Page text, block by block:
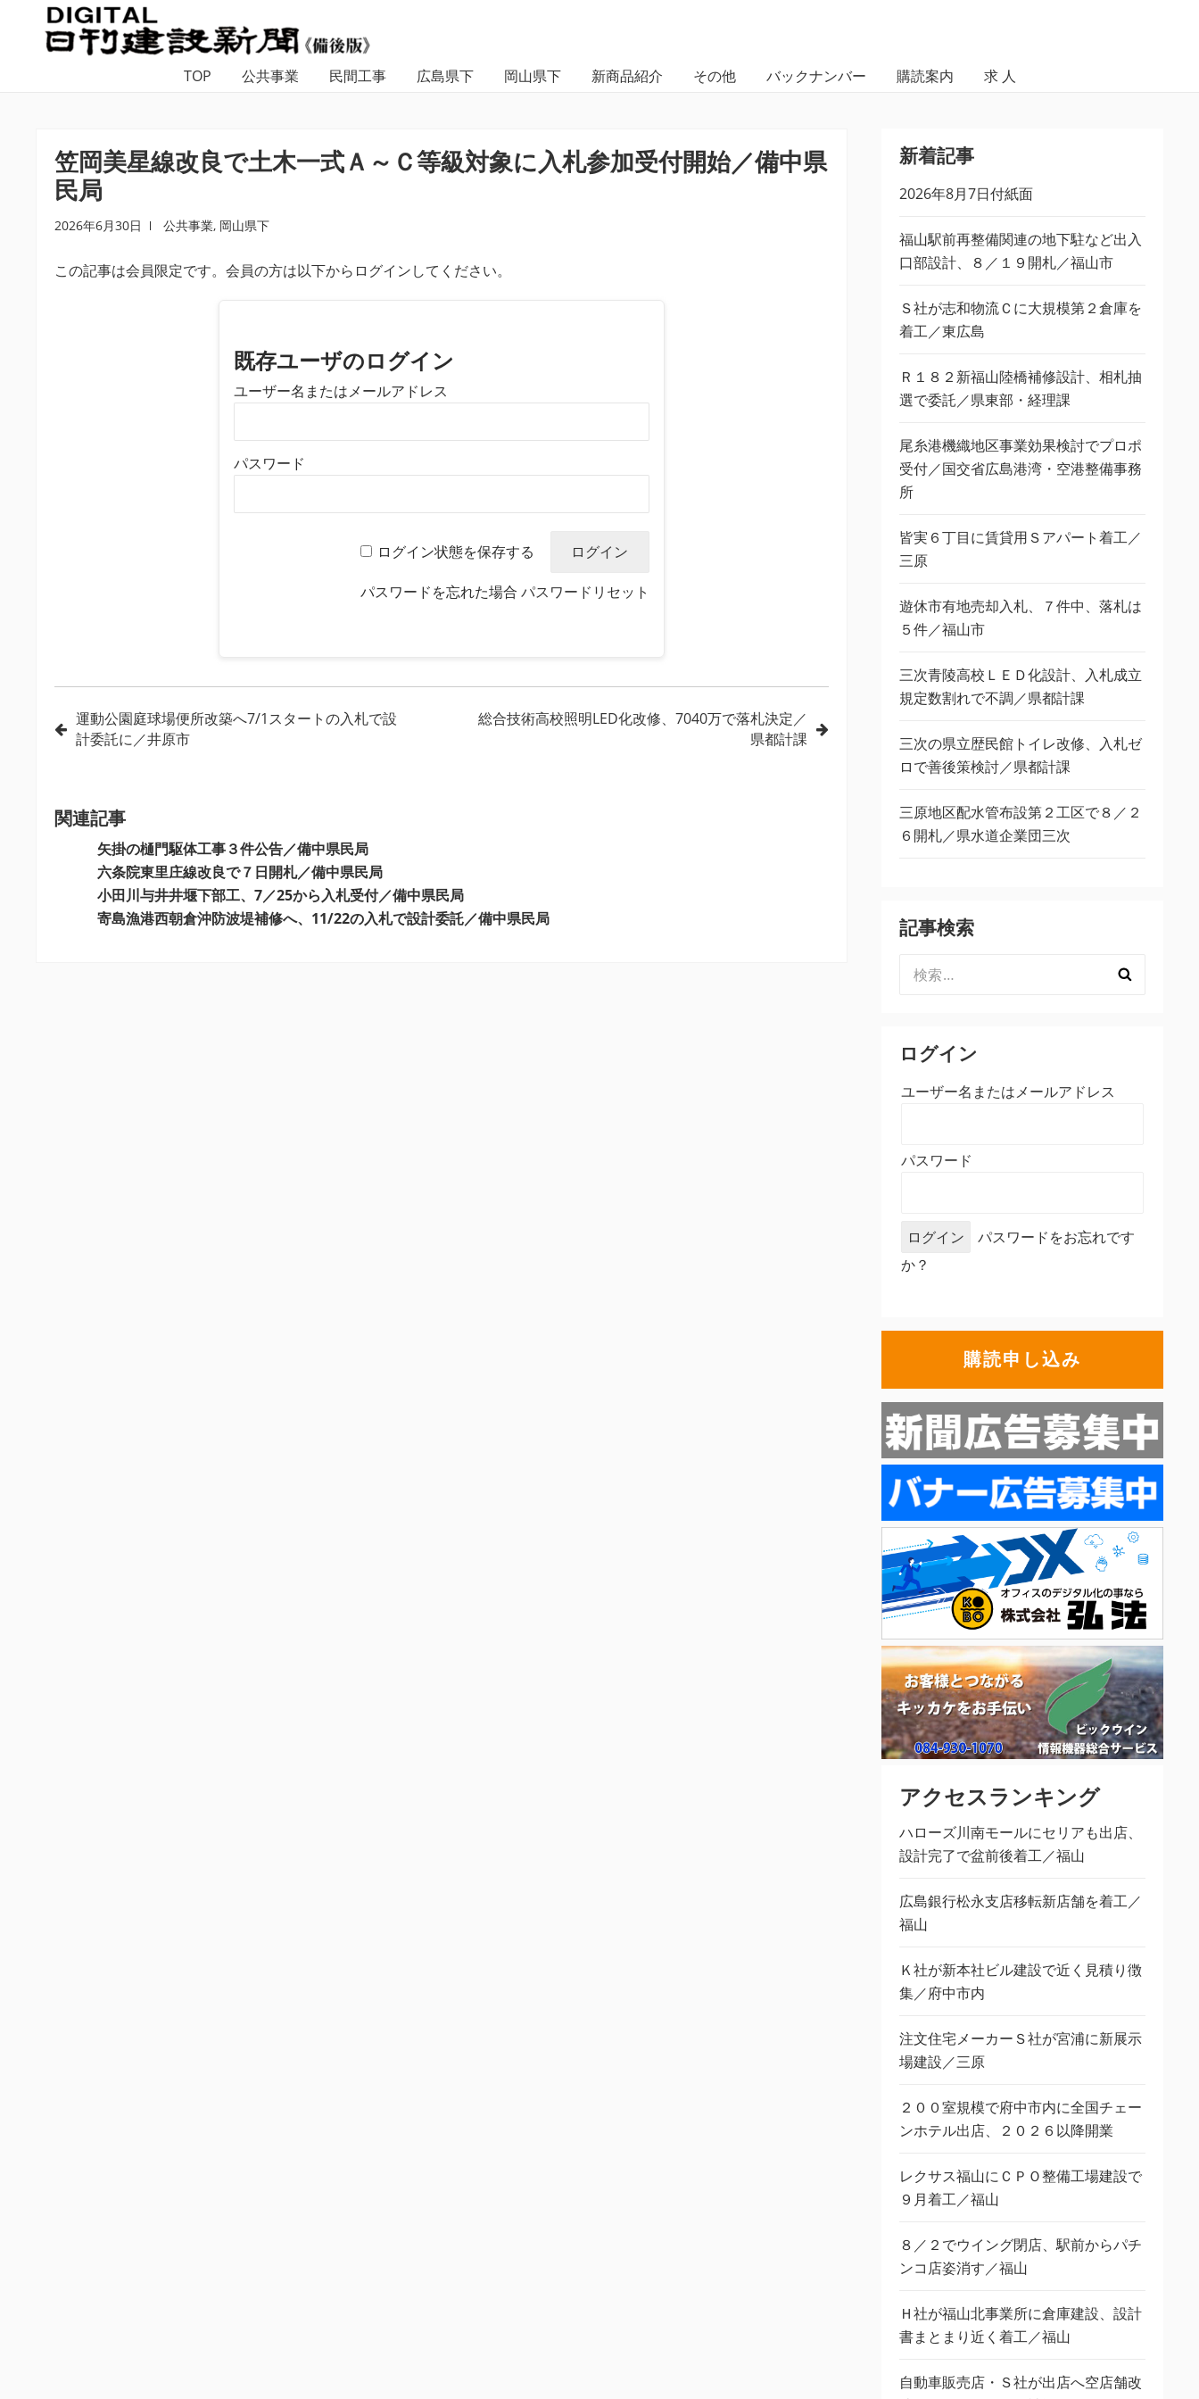
ナ
ビ
ゲ
コ
ン
テ
TOP 公共事業 民間工事 広島県下 岡山県下 新商品紹介 その他 バックナンバー 購読案内 求 人
笠岡美星線改良で土木一式Ａ～Ｃ等級対象に入札参加受付開始／備中県
民局
2026年6月30日 公共事業, 岡山県下
この記事は会員限定です。会員の方は以下からログインしてください。
既存ユーザのログイン
ユーザー名またはメールアドレス
パスワード
ログイン状態を保存する
パスワードを忘れた場合パスワードリセット
投
ゲ
運動公園庭球場便所改築へ7/1スタートの入札で設
計委託に／井原市
総合技術高校照明LED化改修、7040万で落札決定／
県都計課
関連記事
矢掛の樋門駆体工事３件公告／備中県民局
六条院東里庄線改良で７日開札／備中県民局
小田川与井井堰下部工、7／25から入札受付／備中県民局
寄島漁港西朝倉沖防波堤補修へ、11/22の入札で設計委託／備中県民局
新着記事
2026年8月7日付紙面
福山駅前再整備関連の地下駐など出入
口部設計、８／１９開札／福山市
Ｓ社が志和物流Ｃに大規模第２倉庫を
着工／東広島
Ｒ１８２新福山陸橋補修設計、相札抽
選で委託／県東部・経理課
尾糸港機織地区事業効果検討でプロポ
受付／国交省広島港湾・空港整備事務
所
皆実６丁目に賃貸用Ｓアパート着工／
三原
遊休市有地売却入札、７件中、落札は
５件／福山市
三次青陵高校ＬＥＤ化設計、入札成立
規定数割れで不調／県都計課
三次の県立歴民館トイレ改修、入札ゼ
ロで善後策検討／県都計課
三原地区配水管布設第２工区で８／２
６開札／県水道企業団三次
記事検索
索:
ログイン
ユーザー名またはメールアドレス
パスワード
パスワードをお忘れです
か？
購読申し込み
アクセスランキング
ハローズ川南モールにセリアも出店、
設計完了で盆前後着工／福山
広島銀行松永支店移転新店舗を着工／
福山
Ｋ社が新本社ビル建設で近く見積り徴
集／府中市内
注文住宅メーカーＳ社が宮浦に新展示
場建設／三原
２００室規模で府中市内に全国チェー
ンホテル出店、２０２６以降開業
レクサス福山にＣＰＯ整備工場建設で
９月着工／福山
８／２でウイング閉店、駅前からパチ
ンコ店姿消す／福山
Ｈ社が福山北事業所に倉庫建設、設計
書まとまり近く着工／福山
自動車販売店・Ｓ社が出店へ空店舗改